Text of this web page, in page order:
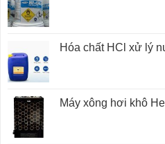
Hóa chất HCl xử lý
Máy xông hơi khô